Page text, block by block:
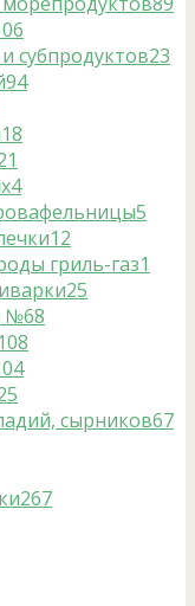
субпродуктов23
94
18
4
5
12
гриль-газ1
25
№68
108
сырников67
267